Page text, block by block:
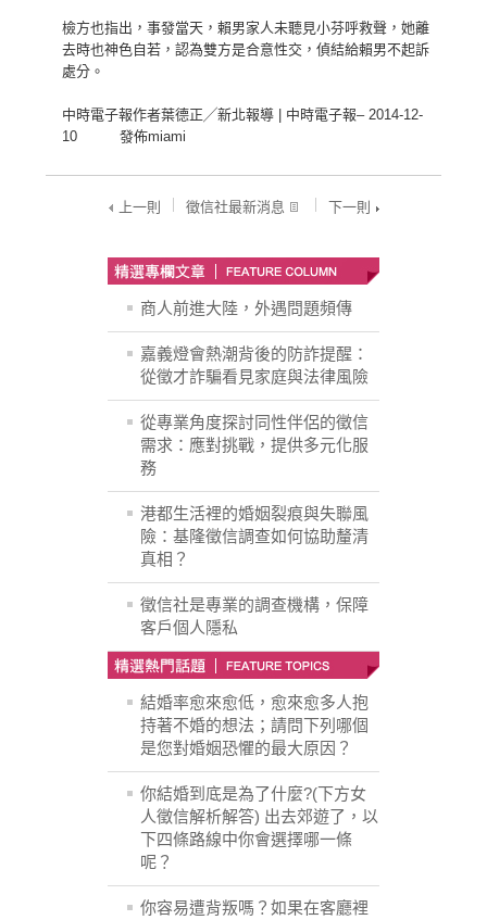
檢方也指出，事發當天，賴男家人未聽見小芬呼救聲，她離
去時也神色自若，認為雙方是合意性交，偵結給賴男不起訴
處分。
中時電子報作者葉德正╱新北報導 | 中時電子報– 2014-12-
10 發佈miami
上一則 徵信社最新消息 下一則
商人前進大陸，外遇問題頻傳
嘉義燈會熱潮背後的防詐提醒：
從徵才詐騙看見家庭與法律風險
從專業角度探討同性伴侶的徵信
需求：應對挑戰，提供多元化服
務
港都生活裡的婚姻裂痕與失聯風
險：基隆徵信調查如何協助釐清
真相？
徵信社是專業的調查機構，保障
客戶個人隱私
結婚率愈來愈低，愈來愈多人抱
持著不婚的想法；請問下列哪個
是您對婚姻恐懼的最大原因？
你結婚到底是為了什麼?(下方女
人徵信解析解答) 出去郊遊了，以
下四條路線中你會選擇哪一條
呢？
你容易遭背叛嗎？如果在客廳裡